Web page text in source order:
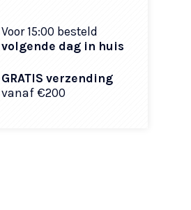
Voor 15:00 besteld
volgende dag in huis
GRATIS verzending
vanaf €200